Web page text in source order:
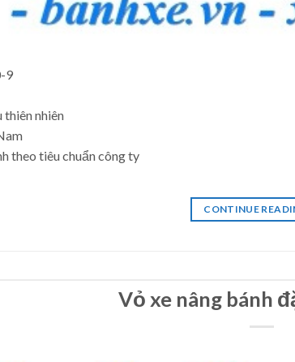
9
thiên nhiên
theo tiêu chuẩn công ty
CONTINUE
Vỏ xe nâng bánh